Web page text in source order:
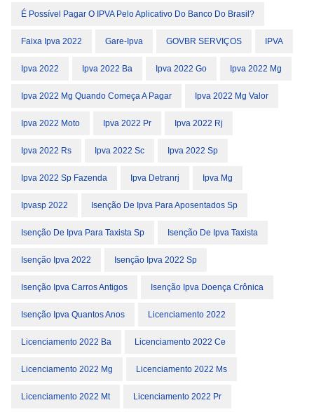
É Possível Pagar O IPVA Pelo Aplicativo Do Banco Do Brasil?
Faixa Ipva 2022 Gare-Ipva GOVBR SERVIÇOS IPVA
Ipva 2022 Ipva 2022 Ba Ipva 2022 Go Ipva 2022 Mg
Ipva 2022 Mg Quando Começa A Pagar Ipva 2022 Mg Valor
Ipva 2022 Moto Ipva 2022 Pr Ipva 2022 Rj
Ipva 2022 Rs Ipva 2022 Sc Ipva 2022 Sp
Ipva 2022 Sp Fazenda Ipva Detranrj Ipva Mg
Ipvasp 2022 Isenção De Ipva Para Aposentados Sp
Isenção De Ipva Para Taxista Sp Isenção De Ipva Taxista
Isenção Ipva 2022 Isenção Ipva 2022 Sp
Isenção Ipva Carros Antigos Isenção Ipva Doença Crônica
Isenção Ipva Quantos Anos Licenciamento 2022
Licenciamento 2022 Ba Licenciamento 2022 Ce
Licenciamento 2022 Mg Licenciamento 2022 Ms
Licenciamento 2022 Mt Licenciamento 2022 Pr